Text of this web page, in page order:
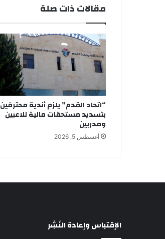
مقالات ذات صلة
“اتحاد القدم” يلزم أندية محترفين
بتسديد مستحقات مالية للاعبين
ومدربين
أغسطس 5, 2026
الإقتباس وإعادة النَشِر